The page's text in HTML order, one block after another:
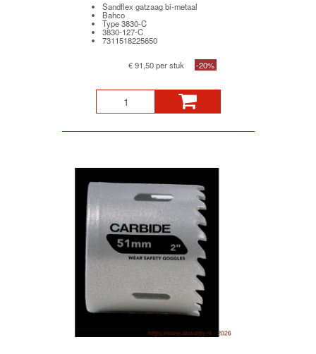
Sandflex gatzaag bi-metaal
Bahco
Type 3830-C
3830-127-C
7311518225650
€ 91,50 per stuk -20%